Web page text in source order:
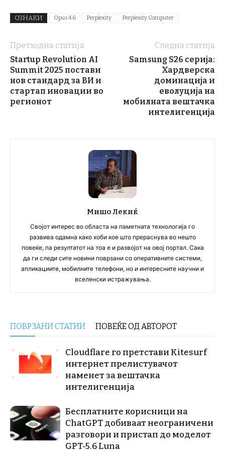
ОЗНАКИ Opus 4.6 Perplexity Perplexity Computer
Претходна статија
Startup Revolution AI
Summit 2025 постави
нов стандард за ВИ и
стартап иновации во
регионот
Следна статија
Samsung S26 серија:
Хардверска
доминација и
еволуција на
мобилната вештачка
интелигенција
Мишо Лекиќ
Својот интерес во областа на паметната технологија го
развива одамна како хоби кое што прераснува во нешто
повеќе, па резултатот на тоа е и развојот на овој портал. Сака
да ги следи сите новини поврзани со оперативните системи,
апликациите, мобилните телефони, но и интересните научни и
вселенски истражувања.
ПОВРЗАНИ СТАТИИ ПОВЕЌЕ ОД АВТОРОТ
Cloudflare го претстави Kitesurf
интернет прелистувачот
наменет за вештачка
интелигенција
Бесплатните корисници на
ChatGPT добиваат неограничени
разговори и пристап до моделот
GPT-5.6 Luna